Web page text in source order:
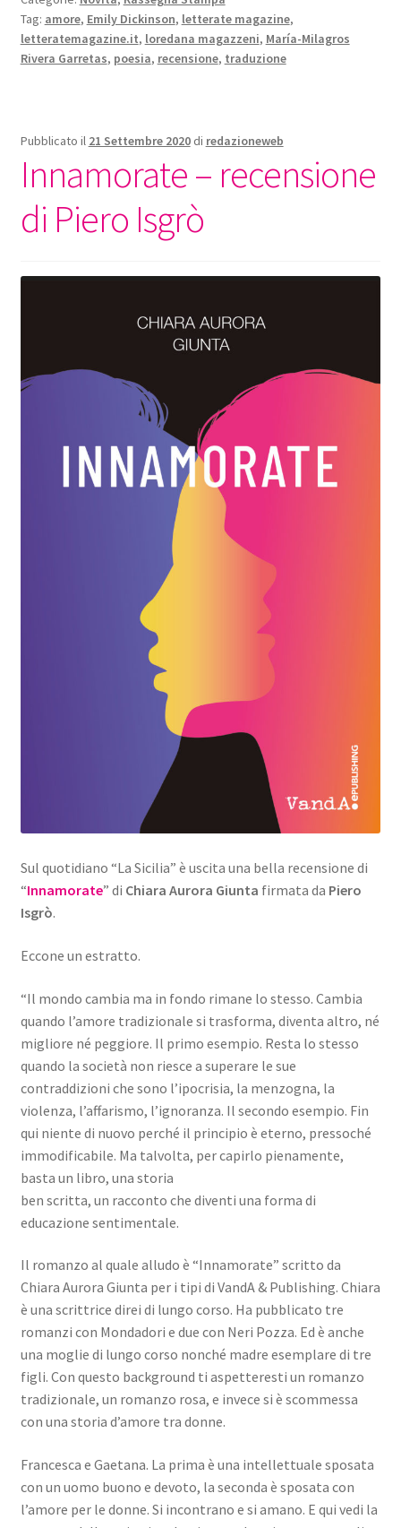
Tag: amore, Emily Dickinson, letterate magazine,
letteratemagazine.it, loredana magazzeni, María-Milagros
Rivera Garretas, poesia, recensione, traduzione
Pubblicato il 21 Settembre 2020 di redazioneweb
Innamorate – recensione
di Piero Isgrò
Sul quotidiano “La Sicilia” è uscita una bella recensione di
“Innamorate” di Chiara Aurora Giunta firmata da Piero
Isgrò.
Eccone un estratto.
“Il mondo cambia ma in fondo rimane lo stesso. Cambia
quando l’amore tradizionale si trasforma, diventa altro, né
migliore né peggiore. Il primo esempio. Resta lo stesso
quando la società non riesce a superare le sue
contraddizioni che sono l’ipocrisia, la menzogna, la
violenza, l’affarismo, l’ignoranza. Il secondo esempio. Fin
qui niente di nuovo perché il principio è eterno, pressoché
immodificabile. Ma talvolta, per capirlo pienamente,
basta un libro, una storia
ben scritta, un racconto che diventi una forma di
educazione sentimentale.
Il romanzo al quale alludo è “Innamorate” scritto da
Chiara Aurora Giunta per i tipi di VandA & Publishing. Chiara
è una scrittrice direi di lungo corso. Ha pubblicato tre
romanzi con Mondadori e due con Neri Pozza. Ed è anche
una moglie di lungo corso nonché madre esemplare di tre
figli. Con questo background ti aspetteresti un romanzo
tradizionale, un romanzo rosa, e invece si è scommessa
con una storia d’amore tra donne.
Francesca e Gaetana. La prima è una intellettuale sposata
con un uomo buono e devoto, la seconda è sposata con
l’amore per le donne. Si incontrano e si amano. E qui vedi la